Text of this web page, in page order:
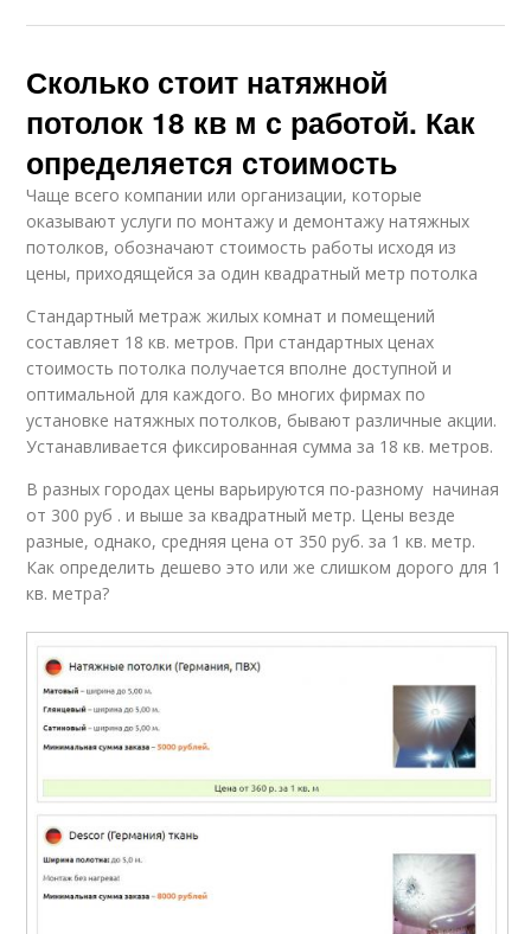
Сколько стоит натяжной
потолок 18 кв м с работой. Как
определяется стоимость
Чаще всего компании или организации, которые
оказывают услуги по монтажу и демонтажу натяжных
потолков, обозначают стоимость работы исходя из
цены, приходящейся за один квадратный метр потолка
Стандартный метраж жилых комнат и помещений
составляет 18 кв. метров. При стандартных ценах
стоимость потолка получается вполне доступной и
оптимальной для каждого. Во многих фирмах по
установке натяжных потолков, бывают различные акции.
Устанавливается фиксированная сумма за 18 кв. метров.
В разных городах цены варьируются по-разному начиная
от 300 руб . и выше за квадратный метр. Цены везде
разные, однако, средняя цена от 350 руб. за 1 кв. метр.
Как определить дешево это или же слишком дорого для 1
кв. метра?